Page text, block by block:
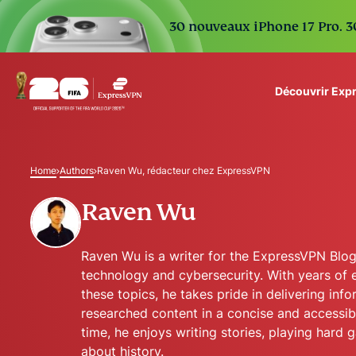
30 nouveaux iPhone 17
Découvrir
to deploy, simple to
Home Authors Raven Wu, rédacteur chez ExpressVPN
Raven Wu
Raven Wu is a writer for the ExpressVPN
technology and cybersecurity. With years of
these topics, he takes pride in delivering
researched content in a concise and
time, he enjoys writing stories, playing hard
about history.